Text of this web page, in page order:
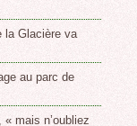
la Glacière va
au parc de
mais n’oubliez